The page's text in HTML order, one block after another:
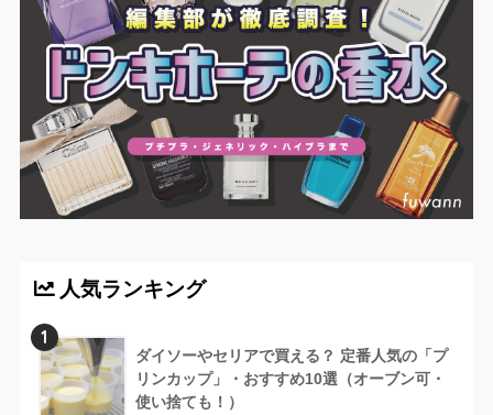
人気ランキング
1
ダイソーやセリアで買える？ 定番人気の「プ
リンカップ」・おすすめ10選（オーブン可・
使い捨ても！）